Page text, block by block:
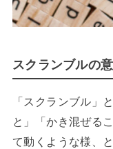
スクランブルの
「スクランブル」
と」「かき混ぜる
て動くような様、